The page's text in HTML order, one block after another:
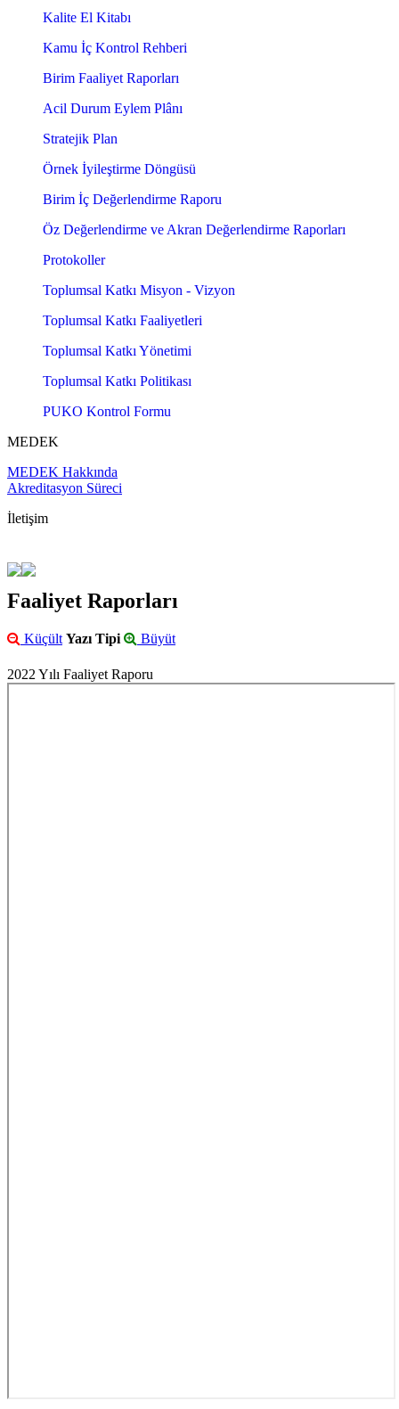
Kalite El Kitabı
Kamu İç Kontrol Rehberi
Birim Faaliyet Raporları
Acil Durum Eylem Plânı
Stratejik Plan
Örnek İyileştirme Döngüsü
Birim İç Değerlendirme Raporu
Öz Değerlendirme ve Akran Değerlendirme Raporları
Protokoller
Toplumsal Katkı Misyon - Vizyon
Toplumsal Katkı Faaliyetleri
Toplumsal Katkı Yönetimi
Toplumsal Katkı Politikası
PUKO Kontrol Formu
MEDEK
MEDEK Hakkında
Akreditasyon Süreci
İletişim
Faaliyet Raporları
Küçült Yazı Tipi Büyüt
2022 Yılı Faaliyet Raporu